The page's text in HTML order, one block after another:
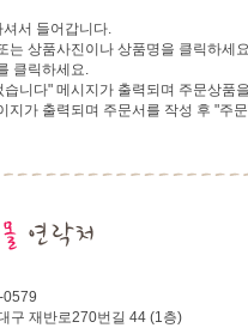
서 들어갑니다.
는 상품사진이나 상품명을 클릭하세
클릭하세요.
니다" 메시지가 출력되며 주문상품
가 출력되며 주문서를 작성 후 "주
구 재반로270번길 44 (1층)